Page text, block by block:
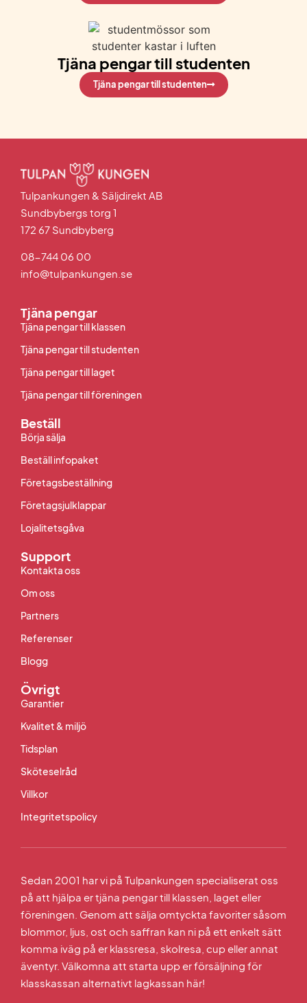
Tjäna pengar till studenten
Tjäna pengar till studenten
Tulpankungen & Säljdirekt AB
Sundbybergs torg 1
172 67 Sundbyberg
08-744 06 00
info@tulpankungen.se
Tjäna pengar
Tjäna pengar till klassen
Tjäna pengar till studenten
Tjäna pengar till laget
Tjäna pengar till föreningen
Beställ
Börja sälja
Beställ infopaket
Företagsbeställning
Företagsjulklappar
Lojalitetsgåva
Support
Kontakta oss
Om oss
Partners
Referenser
Blogg
Övrigt
Garantier
Kvalitet & miljö
Tidsplan
Sköteselråd
Villkor
Integritetspolicy
Sedan 2001 har vi på Tulpankungen specialiserat oss
på att hjälpa er tjäna pengar till klassen, laget eller
föreningen. Genom att sälja omtyckta favoriter såsom
blommor, ljus, ost och saffran kan ni på ett enkelt sätt
komma iväg på er klassresa, skolresa, cup eller annat
äventyr. Välkomna att starta upp er försäljning för
klasskassan alternativt lagkassan här!